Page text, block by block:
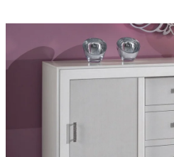
produktu
0,0
z
5